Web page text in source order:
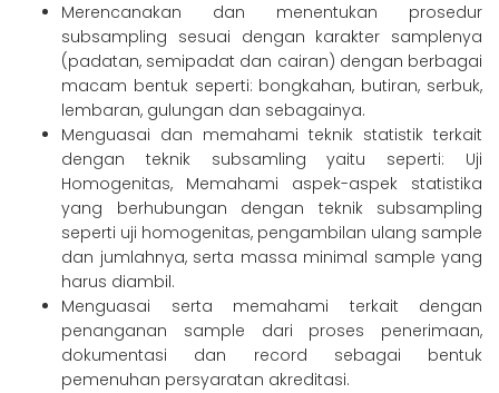
Merencanakan dan menentukan prosedur
subsampling sesuai dengan karakter samplenya
(padatan, semipadat dan cairan) dengan berbagai
macam bentuk seperti: bongkahan, butiran, serbuk,
lembaran, gulungan dan sebagainya.
Menguasai dan memahami teknik statistik terkait
dengan teknik subsamling yaitu seperti: Uji
Homogenitas, Memahami aspek-aspek statistika
yang berhubungan dengan teknik subsampling
seperti uji homogenitas, pengambilan ulang sample
dan jumlahnya, serta massa minimal sample yang
harus diambil.
Menguasai serta memahami terkait dengan
penanganan sample dari proses penerimaan,
dokumentasi dan record sebagai bentuk
pemenuhan persyaratan akreditasi.